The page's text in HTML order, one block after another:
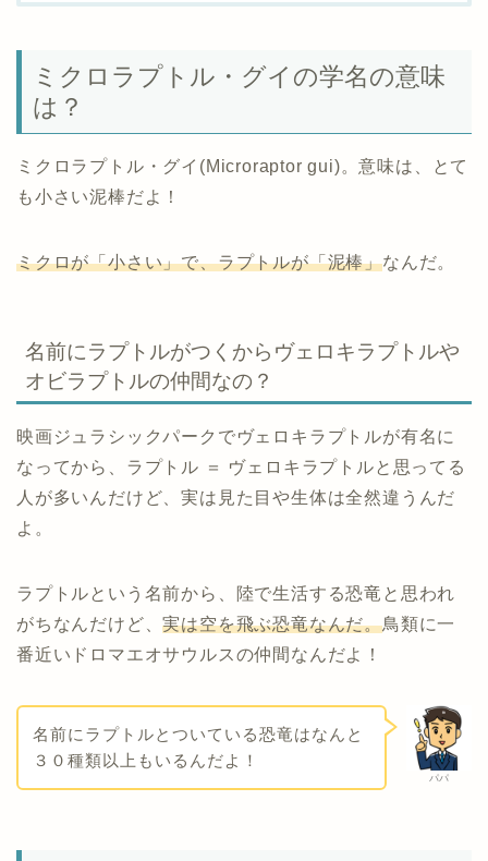
ミクロラプトル・グイの学名の意味
は？
ミクロラプトル・グイ(Microraptor gui)。意味は、とて
も小さい泥棒だよ！
ミクロが「小さい」で、ラプトルが「泥棒」なんだ。
名前にラプトルがつくからヴェロキラプトルや
オビラプトルの仲間なの？
映画ジュラシックパークでヴェロキラプトルが有名に
なってから、ラプトル ＝ ヴェロキラプトルと思ってる
人が多いんだけど、実は見た目や生体は全然違うんだ
よ。
ラプトルという名前から、陸で生活する恐竜と思われ
がちなんだけど、実は空を飛ぶ恐竜なんだ。鳥類に一
番近いドロマエオサウルスの仲間なんだよ！
パパ
名前にラプトルとついている恐竜はなんと
３０種類以上もいるんだよ！